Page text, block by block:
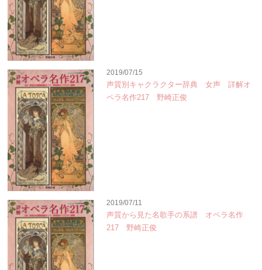
2019/07/15
声質別キャクラクター辞典 女声 詳解オ
ペラ名作217 野崎正俊
2019/07/11
声質から見た名歌手の系譜 オペラ名作
217 野崎正俊